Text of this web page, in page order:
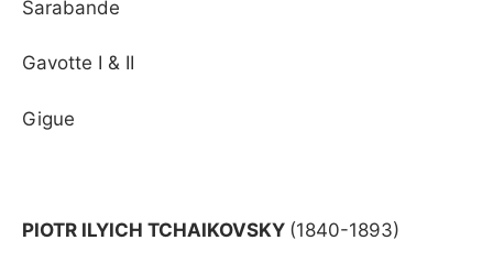
Sarabande
Gavotte I & II
Gigue
PIOTR ILYICH TCHAIKOVSKY (1840-1893)